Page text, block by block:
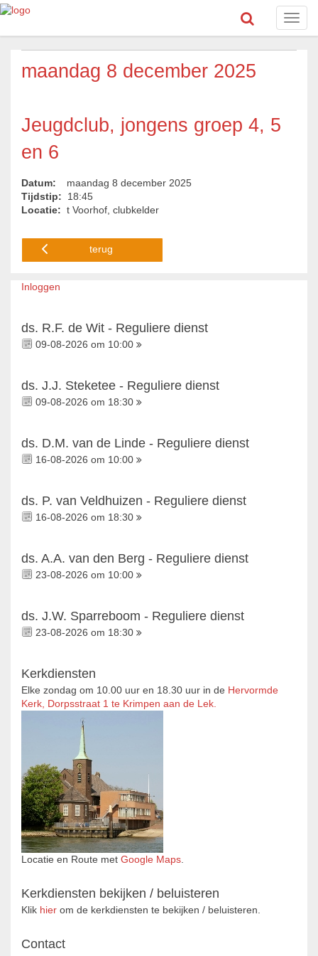
maandag 8 december 2025
Jeugdclub, jongens groep 4, 5
en 6
Datum:
maandag 8 december 2025
Tijdstip:
18:45
Locatie: t Voorhof, clubkelder
terug
Inloggen
ds. R.F. de Wit - Reguliere dienst
09-08-2026 om 10:00
ds. J.J. Steketee - Reguliere dienst
09-08-2026 om 18:30
ds. D.M. van de Linde - Reguliere dienst
16-08-2026 om 10:00
ds. P. van Veldhuizen - Reguliere dienst
16-08-2026 om 18:30
ds. A.A. van den Berg - Reguliere dienst
23-08-2026 om 10:00
ds. J.W. Sparreboom - Reguliere dienst
23-08-2026 om 18:30
Kerkdiensten
Elke zondag om 10.00 uur en 18.30 uur in de Hervormde
Kerk, Dorpsstraat 1 te Krimpen aan de Lek.
Locatie en Route met Google Maps.
Kerkdiensten bekijken / beluisteren
Klik hier om de kerkdiensten te bekijken / beluisteren.
Contact